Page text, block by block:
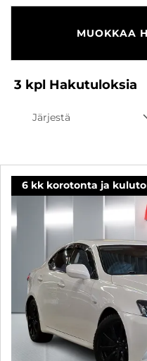
MUOKKAA
3 kpl Hakutuloksia
Järjestä
6 kk korotonta ja